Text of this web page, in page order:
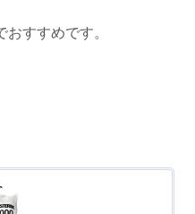
すすめです。